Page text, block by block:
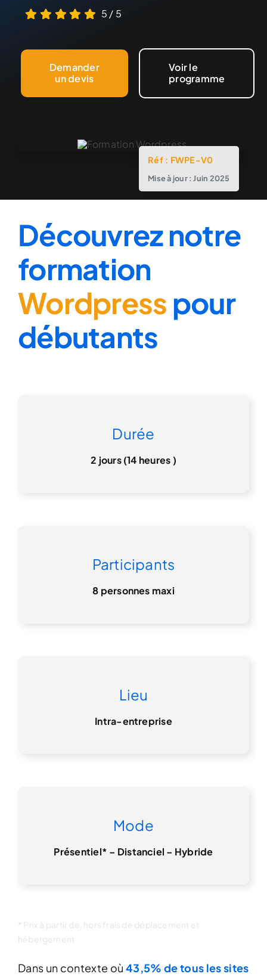
5 / 5
Demander
un devis
Voir le
programme
Réf : FWPE-V0
Mise à jour : Juin 2025
Découvrez notre
formation
Wordpresspour
débutants
Durée
2 jours (14 heures )
Participants
8 personnes maxi
Lieu
Intra-entreprise
Mode
Présentiel* – Distanciel – Hybride
* Prix à partir de, hors frais de déplacement et
hébergement
Dans un contexte où 43,5% de tous les sites